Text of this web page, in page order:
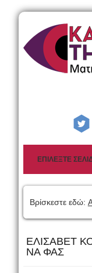
Βρίσκεστε εδώ:
ΕΛΙΣΑΒΕΤ
ΝΑ ΦΑΣ